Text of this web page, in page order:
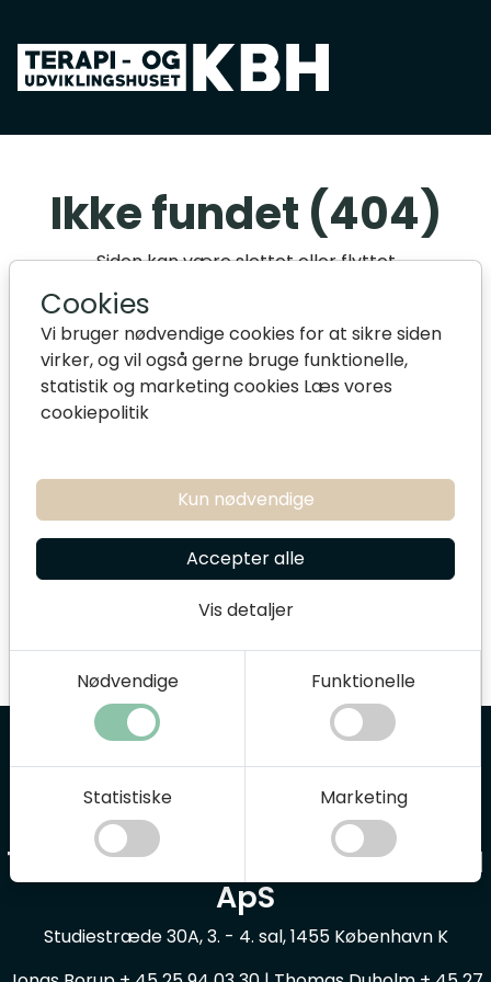
Cookies
Vi bruger nødvendige cookies for at sikre siden
virker, og vil også gerne bruge funktionelle,
statistik og marketing cookies Læs vores
cookiepolitik
Kun nødvendige
Accepter alle
Vis detaljer
Nødvendige Funktionelle
Statistiske Marketing
Ikke fundet (404)
Siden kan være slettet eller flyttet
Hvad er en 404 fejl
Terapi- og Udviklingshuset KBH
ApS
Studiestræde 30A, 3. - 4. sal, 1455 København K